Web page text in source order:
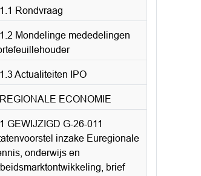
Rondvraag
Mondelinge mededelingen
Actualiteiten IPO
ECONOMIE
GEWIJZIGD G-26-011
inzake Euregionale
onderwijs en
brief